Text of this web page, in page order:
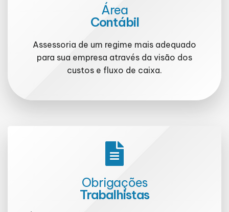
Área
Contábil
Assessoria de um regime mais adequado
para sua empresa através da visão dos
custos e fluxo de caixa.
Obrigações
Trabalhistas